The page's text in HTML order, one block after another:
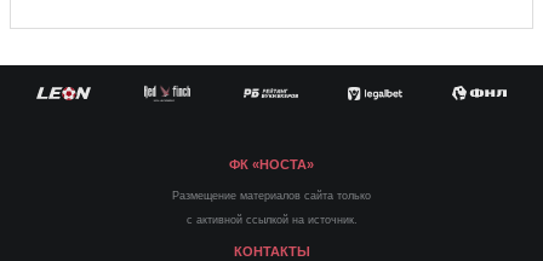
ФК «НОСТА»
Размещение материалов сайта только
с активной ссылкой на источник.
КОНТАКТЫ